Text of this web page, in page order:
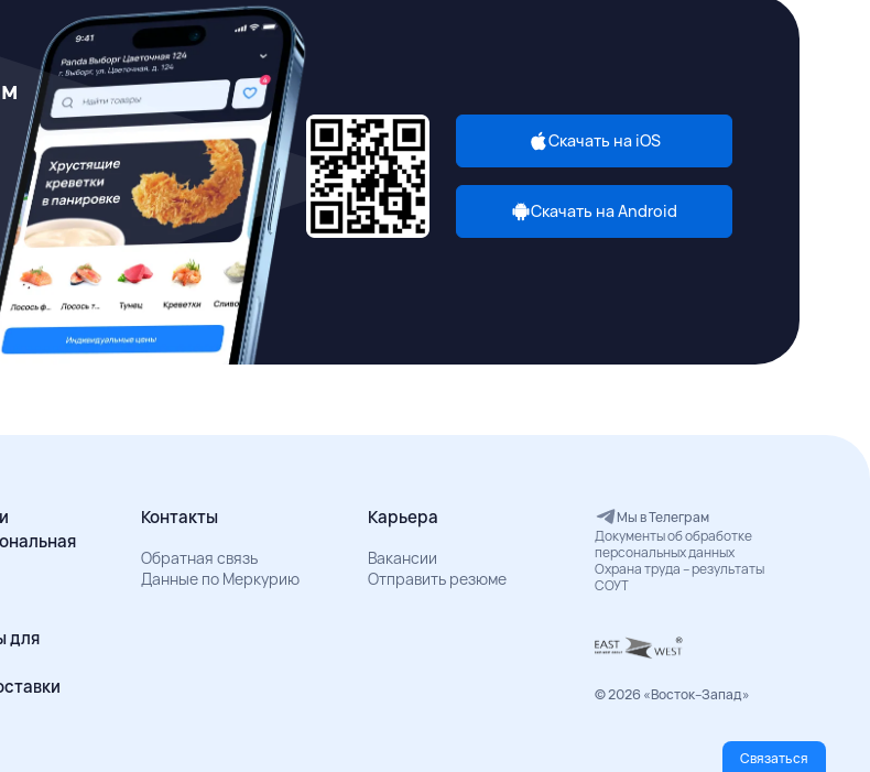
Скачать на iOS
Скачать на Android
для
Контакты
Обратная связь
Данные по Меркурию
Карьера
Вакансии
Отправить резюме
Мы в Телеграм
Документы об обработке
персональных данных
Охрана труда – результаты
СОУТ
© 2026 «Восток–Запад»
Связаться